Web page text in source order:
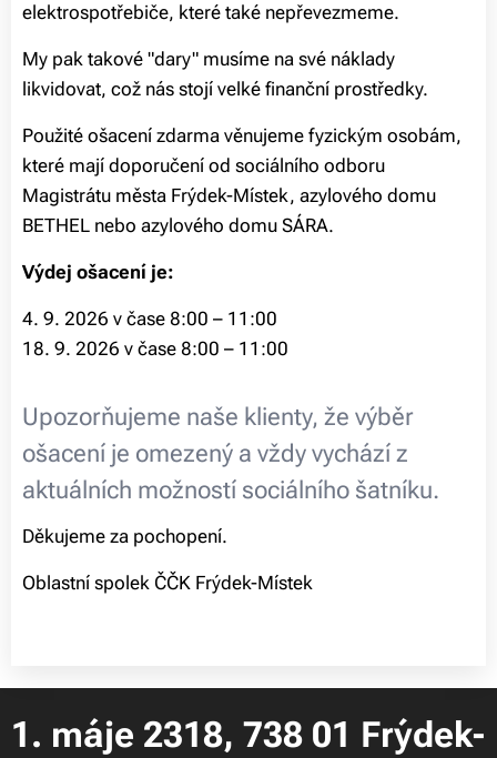
elektrospotřebiče, které také nepřevezmeme.
My pak takové "dary" musíme na své náklady
likvidovat, což nás stojí velké finanční prostředky.
Použité ošacení zdarma věnujeme fyzickým osobám,
které mají doporučení od sociálního odboru
Magistrátu města Frýdek-Místek, azylového domu
BETHEL nebo azylového domu SÁRA.
Výdej ošacení je:
4. 9. 2026 v čase 8:00 – 11:00
18. 9. 2026 v čase 8:00 – 11:00
Upozorňujeme naše klienty, že výběr
ošacení je omezený a vždy vychází z
aktuálních možností sociálního šatníku.
Děkujeme za pochopení.
Oblastní spolek ČČK Frýdek-Místek
1. máje 2318, 738 01 Frýdek-